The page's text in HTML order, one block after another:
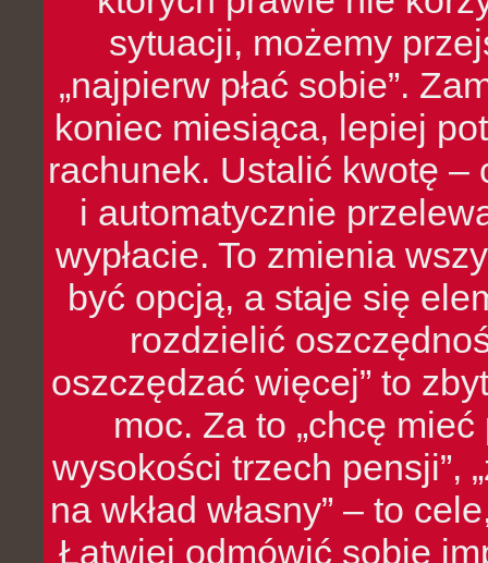
sytuacji, możemy
„najpierw płać sobie”.
koniec miesiąca, lepiej
rachunek. Ustalić kwotę
i automatycznie
wypłacie. To zmienia
być opcją, a staje się
rozdzielić
oszczędzać więcej” to
moc. Za to „chcę
wysokości trzech pensji”,
na wkład własny” – to
Łatwiej odmówić sobie